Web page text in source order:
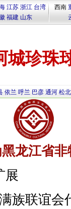
江苏 浙江 台湾
福建 山东
西南
城珍珠
依兰 呼兰 巴彦 通河 松北
龙江省
展
族联谊会